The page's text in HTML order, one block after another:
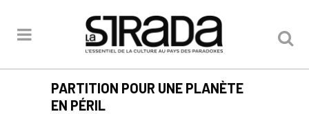
PARTITION POUR UNE PLANÈTE
EN PÉRIL